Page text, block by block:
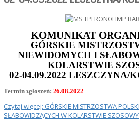
KOMUNIKAT
GÓRSKIE
NIEWIDOMYCH I
KOLARSTWIE
02-04.09.2022 LESZCZYNA/
Termin zgłoszeń: 26.08.2022
Czytaj więcej: GÓRSKIE MISTRZOSTWA
SŁABOWIDZĄCYCH W KOLARSTWIE